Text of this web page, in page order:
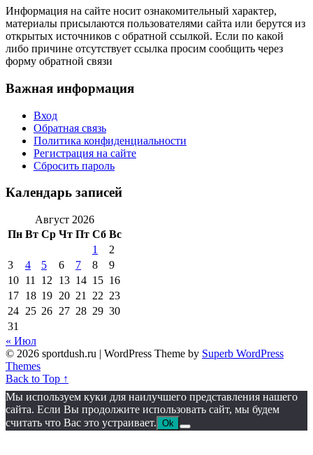
Информация на сайте носит ознакомительный характер,
материалы присылаются пользователями сайта или берутся из
открытых источников с обратной ссылкой. Если по какой
либо причине отсутствует ссылка просим сообщить через
форму обратной связи
Важная информация
Вход
Обратная связь
Политика конфиденциальности
Регистрация на сайте
Сбросить пароль
Календарь записей
Август 2026
Пн Вт Ср Чт Пт Сб Вс
1
2
3
4 5 6 7 8
9
10 11 12 13 14 15 16
17 18 19 20 21 22 23
24 25 26 27 28 29 30
31
« Июл
© 2026 sportdush.ru | WordPress Theme by Superb WordPress
Themes
Back to Top ↑
Мы используем куки для наилучшего представления нашего
сайта. Если Вы продолжите использовать сайт, мы будем
считать что Вас это устраивает. Ok